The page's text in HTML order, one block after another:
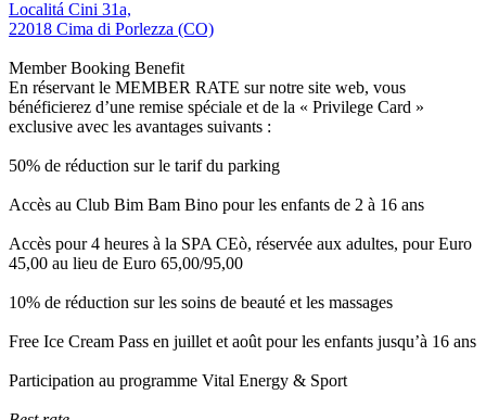
Localitá Cini 31a,
22018 Cima di Porlezza (CO)
Member Booking Benefit
En réservant le MEMBER RATE sur notre site web, vous
bénéficierez d’une remise spéciale et de la « Privilege Card »
exclusive avec les avantages suivants :
50% de réduction sur le tarif du parking
Accès au Club Bim Bam Bino pour les enfants de 2 à 16 ans
Accès pour 4 heures à la SPA CEò, réservée aux adultes, pour Euro
45,00 au lieu de Euro 65,00/95,00
10% de réduction sur les soins de beauté et les massages
Free Ice Cream Pass en juillet et août pour les enfants jusqu’à 16 ans
Participation au programme Vital Energy & Sport